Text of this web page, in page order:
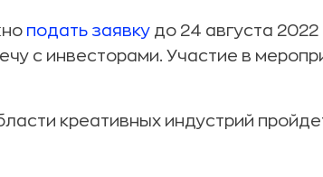
подать заявку до 24 августа
с инвесторами. Участие в
креативных индустрий